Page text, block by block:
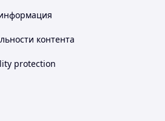
контента
protection